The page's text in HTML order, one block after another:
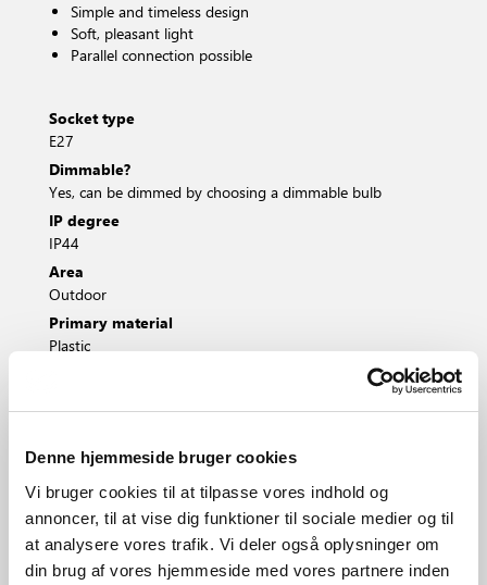
Denne hjemmeside bruger cookies
Vi bruger cookies til at tilpasse vores indhold og
annoncer, til at vise dig funktioner til sociale medier og til
at analysere vores trafik. Vi deler også oplysninger om
din brug af vores hjemmeside med vores partnere inden
Simple and timeless design
Soft, pleasant light
Parallel connection possible
Socket type
E27
Dimmable?
Yes, can be dimmed by choosing a dimmable bulb
IP degree
IP44
Area
Outdoor
Primary material
Plastic
2418311003
Anthracite
2418311050
2418311061